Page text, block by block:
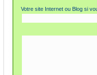
Votre site Internet ou Blog si